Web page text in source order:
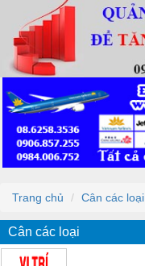
Trang chủ Cân các loại
Cân các loại